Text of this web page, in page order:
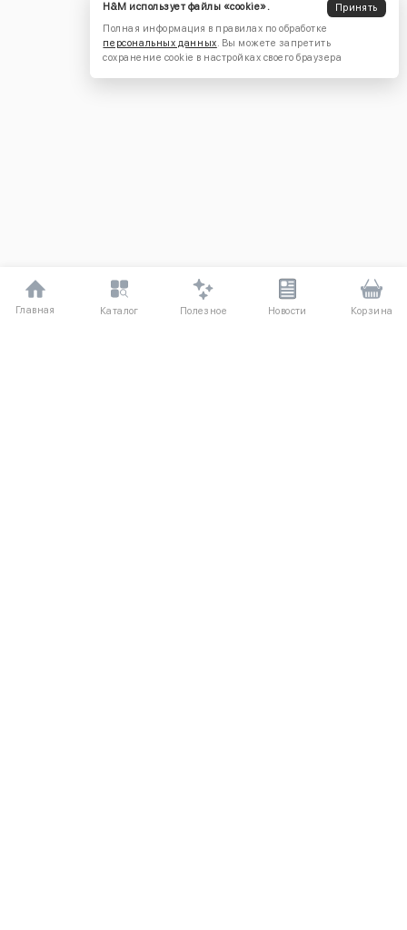
Главная Каталог Полезное Новости Корзина
H&M использует файлы «cookie».
Принять
Полная информация в правилах по обработке
персональных данных. Вы можете запретить
сохранение cookie в настройках своего браузера